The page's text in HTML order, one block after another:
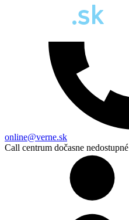
online@verne.sk
Call centrum dočasne nedostupné